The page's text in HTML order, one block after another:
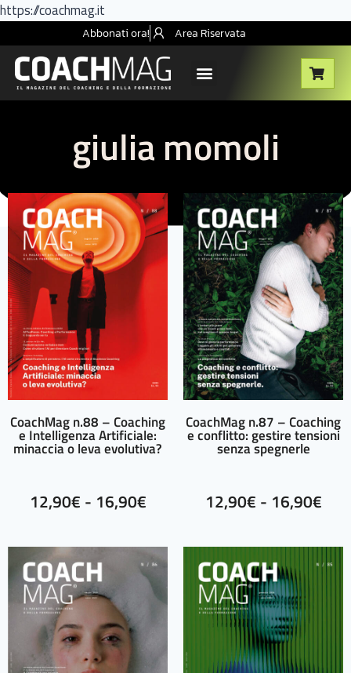
https://coachmag.it
Abbonati ora! Area Riservata
giulia momoli
CoachMag n.88 – Coaching
e Intelligenza Artificiale:
minaccia o leva evolutiva?
12,90€ - 16,90€
CoachMag n.87 – Coaching
e conflitto: gestire tensioni
senza spegnerle
12,90€ - 16,90€